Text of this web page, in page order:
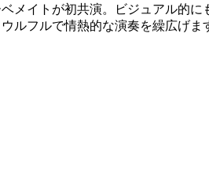
イトが初共演。ビジュアル的に
フルで情熱的な演奏を繰広げま